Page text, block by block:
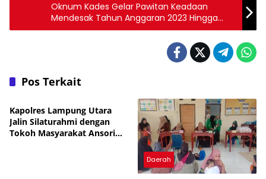
Oknum Kades Gelar Pawitan Keadaan
Mendesak Tahun Anggaran 2023 Hingga
Anggaran Rp 226.800.000 Tolong Segera
Tangkap dan limpahkan Ke AFH
Pos Terkait
Daerah
Kapolres Lampung Utara
Jalin Silaturahmi dengan
Tokoh Masyarakat Ansori
Daerah